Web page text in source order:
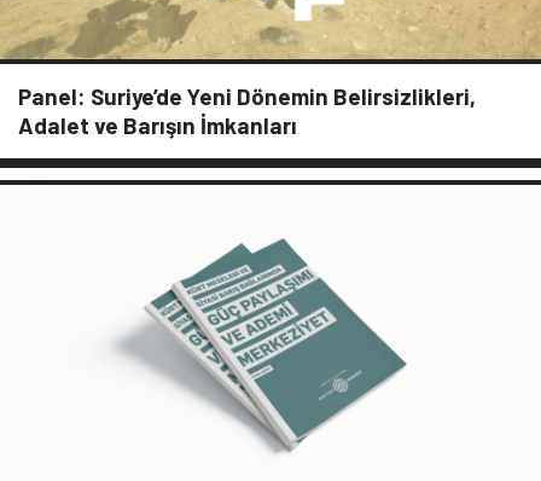
Panel: Suriye’de Yeni Dönemin Belirsizlikleri,
Adalet ve Barışın İmkanları